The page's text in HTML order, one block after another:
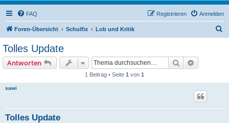
FAQ Anmelden
Registrieren
Foren-Übersicht Schulfix Lob und Kritik
Tolles Update
Antworten Suche
1 Beitrag • Seite 1 von 1
sawi
Tolles Update